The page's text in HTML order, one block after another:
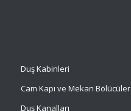
Duş Kabinleri
Cam Kapı ve Mekan Bölücüler
Duş Kanalları